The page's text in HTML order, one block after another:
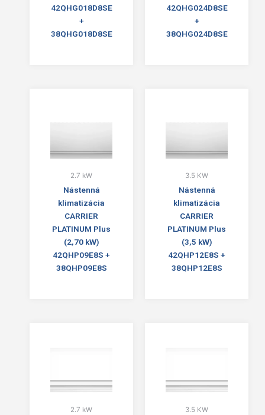
42QHG018D8SE
+
38QHG018D8SE
42QHG024D8SE
+
38QHG024D8SE
2.7 kW
Nástenná
klimatizácia
CARRIER
PLATINUM Plus
(2,70 kW)
42QHP09E8S +
38QHP09E8S
3.5 KW
Nástenná
klimatizácia
CARRIER
PLATINUM Plus
(3,5 kW)
42QHP12E8S +
38QHP12E8S
2.7 kW 3.5 KW